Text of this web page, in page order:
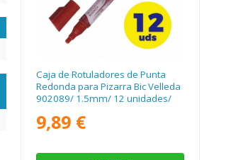
Caja de Rotuladores de Punta
Redonda para Pizarra Bic Velleda
902089/ 1.5mm/ 12 unidades/
9,89 €